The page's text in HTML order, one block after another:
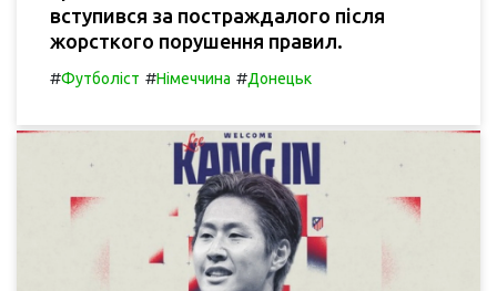
вступився за постраждалого після
жорсткого порушення правил.
#Футболіст #Німеччина #Донецьк